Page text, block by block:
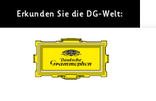
BOULEZ
The
Erkunden Sie die DG-Welt: